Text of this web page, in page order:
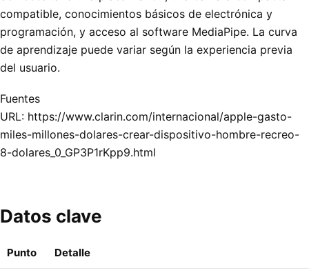
compatible, conocimientos básicos de electrónica y
programación, y acceso al software MediaPipe. La curva
de aprendizaje puede variar según la experiencia previa
del usuario.
Fuentes
URL: https://www.clarin.com/internacional/apple-gasto-
miles-millones-dolares-crear-dispositivo-hombre-recreo-
8-dolares_0_GP3P1rKpp9.html
Datos clave
Punto Detalle